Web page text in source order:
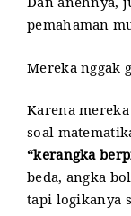
Dan anehnya,
pemahaman
Mereka nggak
Karena
soal
“kerangka
beda, angka
tapi logikanya